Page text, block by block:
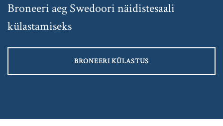
Broneeri aeg Swedoori näidistesaali
külastamiseks
BRONEERI KÜLASTUS